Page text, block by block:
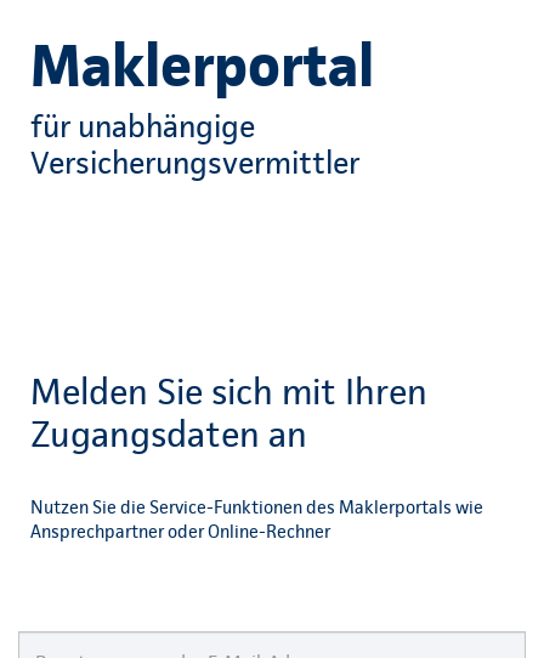
Maklerportal
für unabhängige
Versicherungsvermittler
Melden Sie sich mit Ihren
Zugangsdaten an
Nutzen Sie die Service-Funktionen des Maklerportals wie
Ansprechpartner oder Online-Rechner